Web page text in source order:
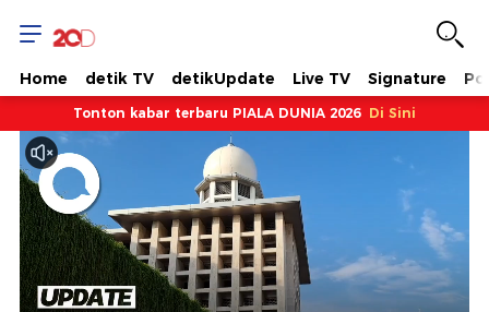
Home detik TV detikUpdate Live TV Signature
Tonton kabar terbaru PIALA DUNIA 2026 Di Sini